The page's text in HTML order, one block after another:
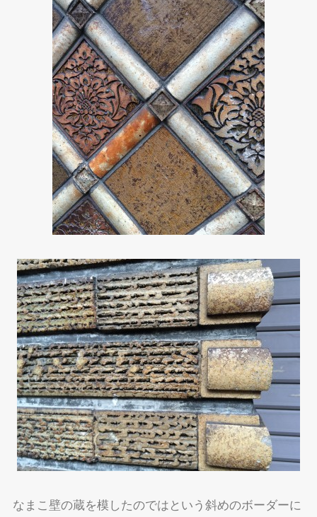
なまこ壁の蔵を模したのではという斜めのボーダーに